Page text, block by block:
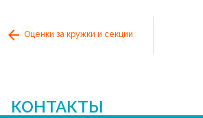
Оценки за кружки и секции
КОНТАКТЫ